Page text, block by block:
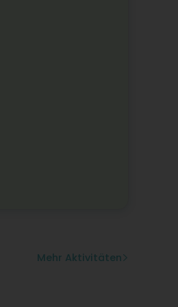
Mehr Aktivitäten